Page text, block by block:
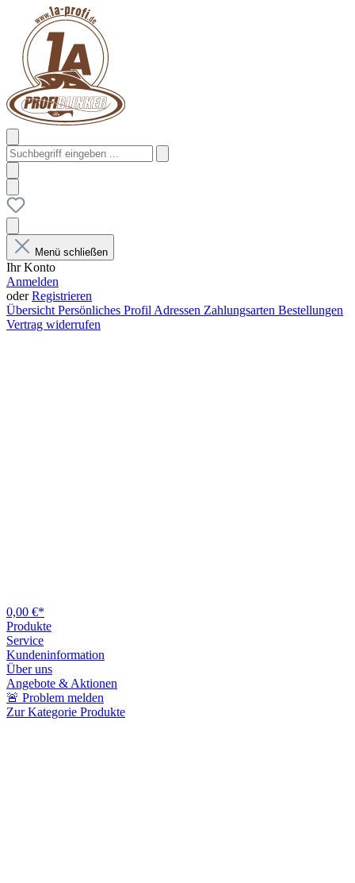
Menü schließen
Ihr Konto
Anmelden
oderRegistrieren
Übersicht Persönliches Profil Adressen Zahlungsarten Bestellungen
Vertrag widerrufen
0,00 €*
Produkte
Service
Kundeninformation
Über uns
Angebote & Aktionen
🚨 Problem melden
Zur Kategorie Produkte